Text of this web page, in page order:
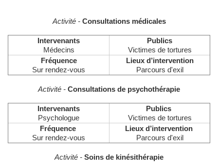
Activité - Consultations médicales
Intervenants
Médecins
Publics
Victimes de tortures
Fréquence
Sur rendez-vous
Lieux d’intervention
Parcours d'exil
Activité - Consultations de psychothérapie
Intervenants
Psychologue
Publics
Victimes de tortures
Fréquence
Sur rendez-vous
Lieux d’intervention
Parcours d'exil
Activité - Soins de kinésithérapie